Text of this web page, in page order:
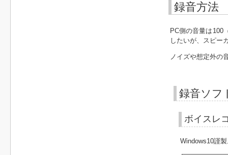
録音方法
PC側の音量は100
したいが、スピー
ノイズや想定外の
録音ソフ
ボイスレ
Windows10謹